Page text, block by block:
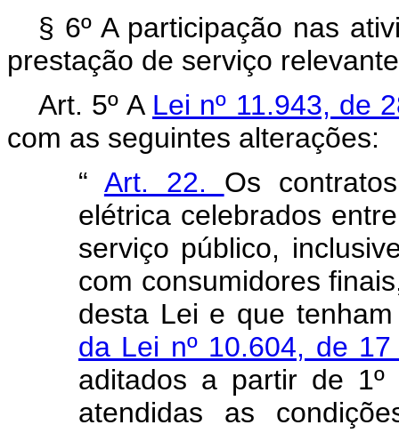
§ 6º A participação nas
prestação de serviço
Art. 5º A Lei nº 11.943, de
com as seguintes alterações:
“ Art. 22. Os
elétrica celebrados
serviço público,
com consumidores
desta Lei e que
da Lei nº 10.604, de
aditados a partir de
atendidas as